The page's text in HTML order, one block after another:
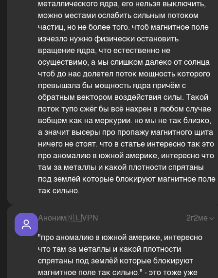
металлического ядра, его нельзя выключить,
можно местами ослабить сильным потоком
частиц, но не более того. чтоб магнитное поле
изчезло нужно физически остановить
вращение ядра, что естественно не
осуществимо, а мы слишком далеко от солнца
чтоб до нас долетел поток мощность которого
превышала бы мощность ядра причём с
обратным вектором воздействия силы. Такой
поток тупо сжёг бы всё нахрен в любом случае
вобщем как на меркурии. но мы не так близко,
а значит высеры про пропажу магнитного щита
ничего не стоят. что в статье интересно так это
про аномалию в южной америке, интересно что
там за металлы и какой плотности спрятаны
под землёй которые блокируют магнитное поле
так сильно.
Аноним🇳🇱VPN 2г2ме
"про аномалию в южной америке, интересно
что там за металлы и какой плотности
спрятаны под землёй которые блокируют
магнитное поле так сильно." - это тоже уже